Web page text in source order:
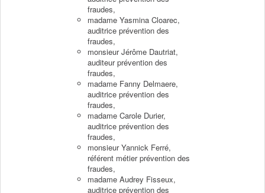
fraudes,
madame Yasmina Cloarec,
auditrice prévention des
fraudes,
monsieur Jérôme Dautriat,
auditeur prévention des
fraudes,
madame Fanny Delmaere,
auditrice prévention des
fraudes,
madame Carole Durier,
auditrice prévention des
fraudes,
monsieur Yannick Ferré,
référent métier prévention des
fraudes,
madame Audrey Fisseux,
auditrice prévention des